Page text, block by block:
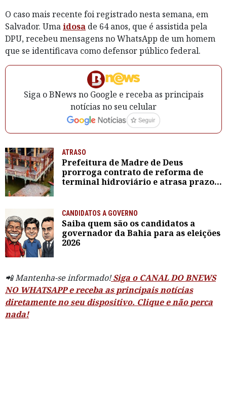
O caso mais recente foi registrado nesta semana, em
Salvador. Umaidosa de 64 anos, que é assistida pela
DPU, recebeu mensagens no WhatsApp de um homem
que se identificava como defensor público federal.
Siga o BNews no Google e receba as principais
notícias no seu celular
ATRASO
Prefeitura de Madre de Deus
prorroga contrato de reforma de
terminal hidroviário e atrasa prazo
CANDIDATOS A GOVERNO
Saiba quem são os candidatos a
governador da Bahia para as eleições
2026
📲 Mantenha-se informado!Siga o CANAL DO BNEWS
NO WHATSAPP e receba as principais notícias
diretamente no seu dispositivo. Clique e não perca
nada!